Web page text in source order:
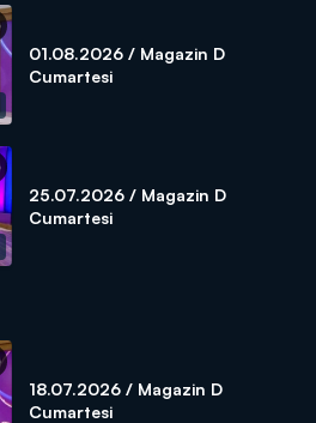
01.08.2026 / Magazin D
Cumartesi
25.07.2026 / Magazin D
Cumartesi
18.07.2026 / Magazin D
Cumartesi